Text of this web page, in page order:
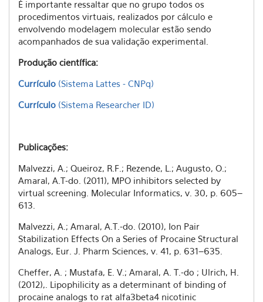
É importante ressaltar que no grupo todos os
procedimentos virtuais, realizados por cálculo e
envolvendo modelagem molecular estão sendo
acompanhados de sua validação experimental.
Produção científica:
Currículo (Sistema Lattes - CNPq)
Currículo (Sistema Researcher ID)
Publicações:
Malvezzi, A.; Queiroz, R.F.; Rezende, L.; Augusto, O.;
Amaral, A.T-do. (2011), MPO inhibitors selected by
virtual screening. Molecular Informatics, v. 30, p. 605–
613.
Malvezzi, A.; Amaral, A.T.-do. (2010), Ion Pair
Stabilization Effects On a Series of Procaine Structural
Analogs, Eur. J. Pharm Sciences, v. 41, p. 631–635.
Cheffer, A. ; Mustafa, E. V.; Amaral, A. T.-do ; Ulrich, H.
(2012),. Lipophilicity as a determinant of binding of
procaine analogs to rat alfa3beta4 nicotinic